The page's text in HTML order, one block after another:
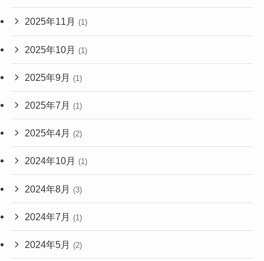
2025年11月 (1)
2025年10月 (1)
2025年9月 (1)
2025年7月 (1)
2025年4月 (2)
2024年10月 (1)
2024年8月 (3)
2024年7月 (1)
2024年5月 (2)